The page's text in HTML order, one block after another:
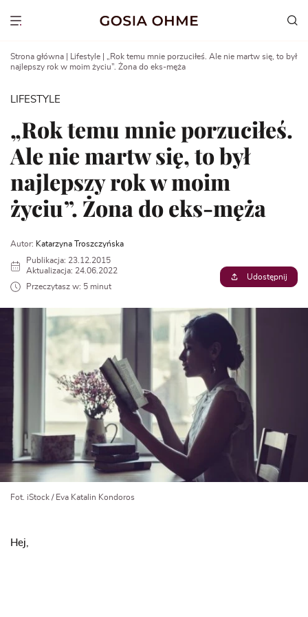
Show menu
Strona główna Lifestyle
„Rok temu mnie porzuciłeś. Ale nie martw się, to był
najlepszy rok w moim życiu”. Żona do eks-męża
LIFESTYLE
„Rok temu mnie porzuciłeś.
Ale nie martw się, to był
najlepszy rok w moim
życiu”. Żona do eks-męża
Autor: Katarzyna Troszczyńska
Publikacja: 23.12.2015
Aktualizacja: 24.06.2022
Przeczytasz w: 5 minut
Udostępnij
Fot. iStock / Eva Katalin Kondoros
Hej,